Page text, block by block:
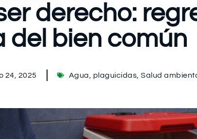
derecho:
del bien común
24, 2025 Agua plaguicidas ,Salud